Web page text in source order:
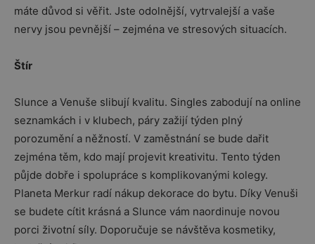
máte důvod si věřit. Jste odolnější, vytrvalejší a vaše
nervy jsou pevnější – zejména ve stresových situacích.
Štír
Slunce a Venuše slibují kvalitu. Singles zabodují na online
seznamkách i v klubech, páry zažijí týden plný
porozumění a něžností. V zaměstnání se bude dařit
zejména těm, kdo mají projevit kreativitu. Tento týden
půjde dobře i spolupráce s komplikovanými kolegy.
Planeta Merkur radí nákup dekorace do bytu. Díky Venuši
se budete cítit krásná a Slunce vám naordinuje novou
porci životní síly. Doporučuje se návštěva kosmetiky,